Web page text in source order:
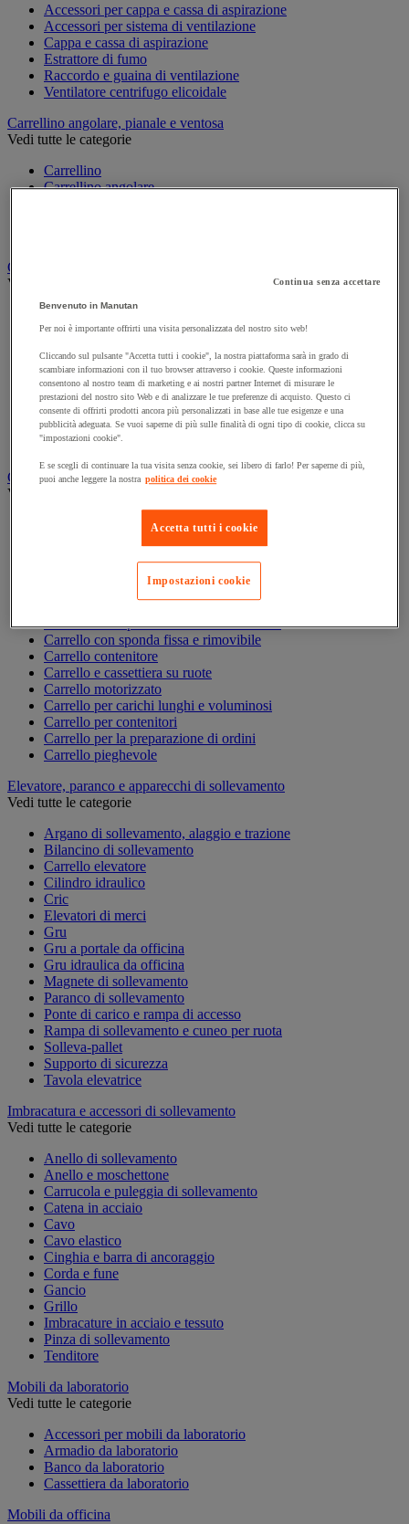
Accessori per cappa e cassa di aspirazione
Accessori per sistema di ventilazione
Cappa e cassa di aspirazione
Estrattore di fumo
Raccordo e guaina di ventilazione
Ventilatore centrifugo elicoidale
Carrellino angolare, pianale e ventosa
Vedi tutte le categorie
Carrellino
Carrellino angolare
Carrello
Vedi tutte le categorie
Carrello in acciaio
Carrello per carichi alti
Carrello per fusti
Carrello per scale
Carrello pieghevole
Carrello portabombole
Carrello specifico
Carrello a ripiani e rimorchio industriale
Vedi tutte le categorie
Accessori per carrello
Carrello a rimorchio
Carrello con pareti a griglia
Carrello con ripiani in alluminio e in inox
Carrello con sponda fissa e rimovibile
Carrello contenitore
Carrello e cassettiera su ruote
Carrello motorizzato
Carrello per carichi lunghi e voluminosi
Carrello per contenitori
Carrello per la preparazione di ordini
Carrello pieghevole
Elevatore, paranco e apparecchi di sollevamento
Vedi tutte le categorie
Argano di sollevamento, alaggio e trazione
Bilancino di sollevamento
Carrello elevatore
Cilindro idraulico
Cric
Elevatori di merci
Gru
Gru a portale da officina
Gru idraulica da officina
Magnete di sollevamento
Paranco di sollevamento
Ponte di carico e rampa di accesso
Rampa di sollevamento e cuneo per ruota
Solleva-pallet
Supporto di sicurezza
Tavola elevatrice
Imbracatura e accessori di sollevamento
Vedi tutte le categorie
Anello di sollevamento
Anello e moschettone
Carrucola e puleggia di sollevamento
Catena in acciaio
Cavo
Cavo elastico
Cinghia e barra di ancoraggio
Corda e fune
Gancio
Grillo
Imbracature in acciaio e tessuto
Pinza di sollevamento
Tenditore
Mobili da laboratorio
Vedi tutte le categorie
Accessori per mobili da laboratorio
Armadio da laboratorio
Banco da laboratorio
Cassettiera da laboratorio
Mobili da officina
Continua senza accettare
Benvenuto in Manutan
Per noi è importante offrirti una visita personalizzata del nostro sito web!
Cliccando sul pulsante "Accetta tutti i cookie", la nostra piattaforma sarà in grado di
scambiare informazioni con il tuo browser attraverso i cookie. Queste informazioni
consentono al nostro team di marketing e ai nostri partner Internet di misurare le
prestazioni del nostro sito Web e di analizzare le tue preferenze di acquisto. Questo ci
consente di offrirti prodotti ancora più personalizzati in base alle tue esigenze e una
pubblicità adeguata. Se vuoi saperne di più sulle finalità di ogni tipo di cookie, clicca su
"impostazioni cookie".
E se scegli di continuare la tua visita senza cookie, sei libero di farlo! Per saperne di più,
puoi anche leggere la nostra politica dei cookie
Accetta tutti i cookie
Impostazioni cookie